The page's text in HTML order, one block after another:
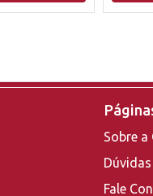
Sobre a
Fale